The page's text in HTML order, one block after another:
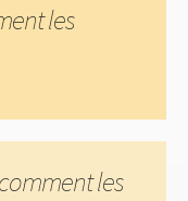
les
les